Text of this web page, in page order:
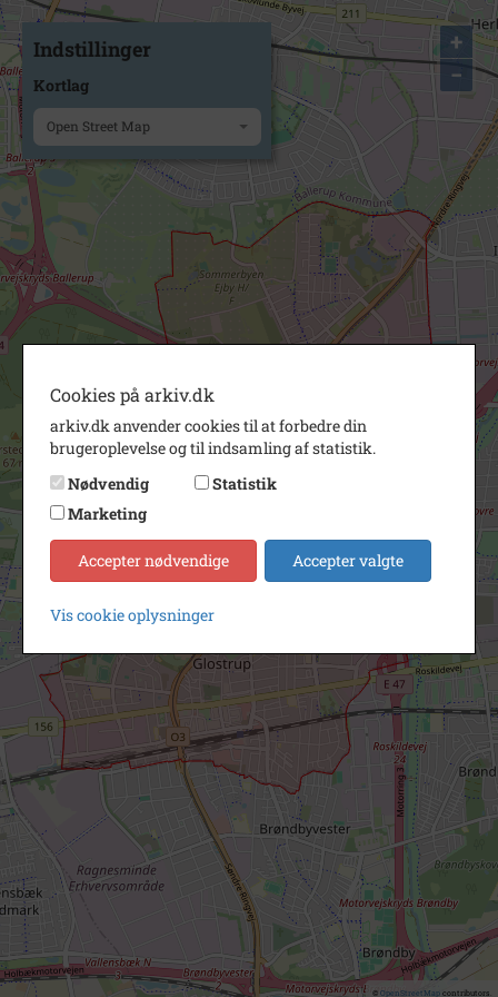
+
−
© OpenStreetMapcontributors.
Indstillinger
Kortlag
Open Street Map
Cookies på arkiv.dk
arkiv.dk anvender cookies til at forbedre din
brugeroplevelse og til indsamling af statistik.
Nødvendig
Statistik
Marketing
Accepter nødvendige Accepter valgte
Vis cookie oplysninger